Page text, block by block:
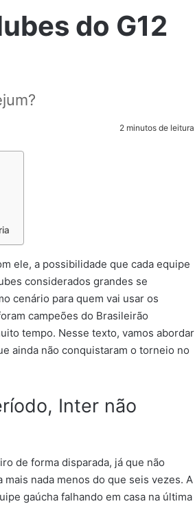
do G12
2 minutos de leitura
ele, a possibilidade que cada equipe
considerados grandes se
cenário para quem vai usar os
campeões do Brasileirão
tempo. Nesse texto, vamos abordar
ainda não conquistaram o torneio no
Inter não
de forma disparada, já que não
nada menos do que seis vezes. A
gaúcha falhando em casa na última